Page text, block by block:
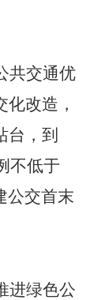
共交通优
改造，
台，到
不低于
公交首末
进绿色公